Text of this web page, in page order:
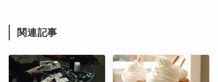
関連記事